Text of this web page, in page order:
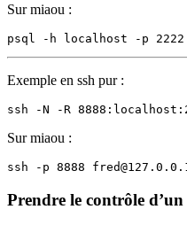
Sur miaou :
Exemple en ssh pur :
Sur miaou :
Prendre le contrôle